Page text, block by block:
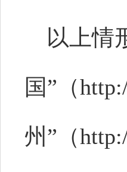
以上情
国”（
州”（